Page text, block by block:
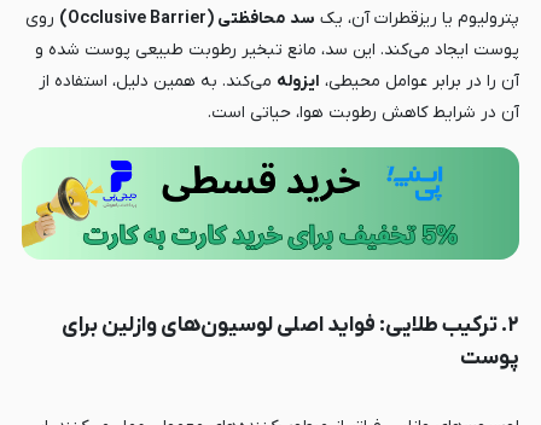
پترولیوم یا ریزقطرات آن، یک سد محافظتی (Occlusive Barrier)
روی
پوست ایجاد می‌کند. این سد، مانع تبخیر رطوبت طبیعی پوست شده و
آن را در برابر عوامل محیطی، ایزوله می‌کند. به همین دلیل، استفاده از
آن در شرایط کاهش رطوبت هوا، حیاتی است.
۲. ترکیب طلایی: فواید اصلی لوسیون‌های وازلین برای
پوست